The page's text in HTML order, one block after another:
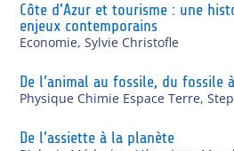
Côte d’Azur et tourisme : une
enjeux contemporains
Economie,Sylvie Christofle
De l’animal au fossile, du fossile
Physique Chimie Espace Terre,
De l’assiette à la planète